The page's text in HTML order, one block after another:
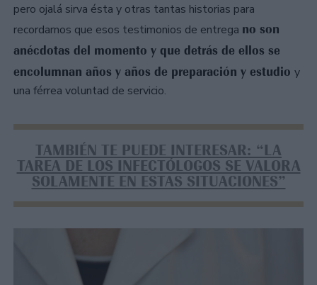
pero ojalá sirva ésta y otras tantas historias para
recordarnos que esos testimonios de entrega no son
anécdotas del momento y que detrás de ellos se
encolumnan años y años de preparación y estudio y
una férrea voluntad de servicio.
TAMBIÉN TE PUEDE INTERESAR: “LA
TAREA DE LOS INFECTÓLOGOS SE VALORA
SOLAMENTE EN ESTAS SITUACIONES”